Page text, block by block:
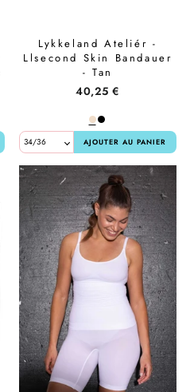
Lykkeland Ateliér -
Llsecond Skin Bandauer
- Tan
40,25 €
AJOUTER AU PANIER